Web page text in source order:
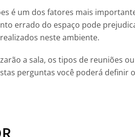
é um dos fatores mais
errado do espaço pode
neste ambiente.
a sala, os tipos de reuniões ou
perguntas você poderá definir o